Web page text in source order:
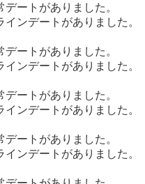
ートがありました。
ンデートがありました。
ートがありました。
ンデートがありました。
ートがありました。
ンデートがありました。
ートがありました。
ンデートがありました。